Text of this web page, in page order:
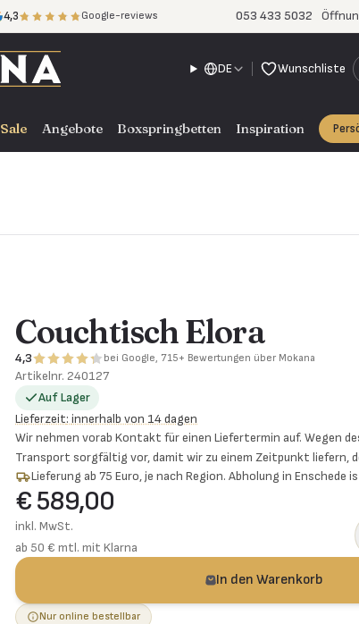
4,3 Google-reviews 053 433 5032
DE Wunschliste
Sale Angebote Boxspringbetten Inspiration
Couchtisch Elora
4,3 bei Google, 715+ Bewertungen über Mokana
Artikelnr. 240127
Auf Lager
Lieferzeit: innerhalb von 14 dagen
Wir nehmen vorab Kontakt für einen Liefertermin auf. Wegen
Transport sorgfältig vor, damit wir zu einem Zeitpunkt liefern,
Lieferung ab 75 Euro, je nach Region. Abholung in Enschede
€ 589,00
inkl. MwSt.
ab 50 € mtl. mit Klarna
In den Warenkorb
Nur online bestellbar